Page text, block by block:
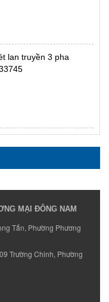
lan truyền 3 pha
MẠI ĐÔNG NAM
Tấn, Phường Phương
Trường Chinh, Phường